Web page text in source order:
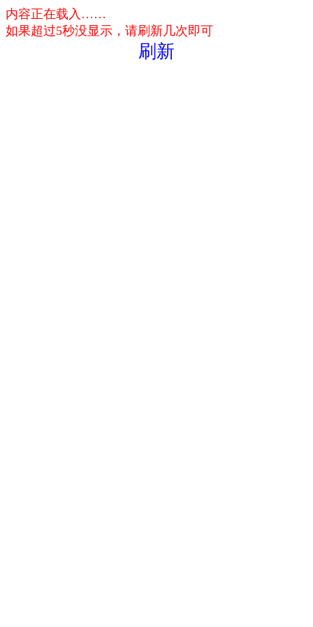
内容正在载入……
如果超过5秒没显示，请刷新几次即可
刷新